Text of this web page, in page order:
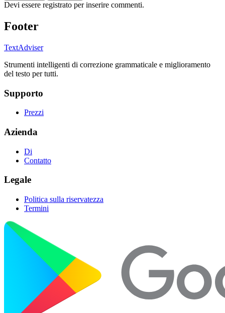
Devi essere registrato per inserire commenti.
Footer
TextAdviser
Strumenti intelligenti di correzione grammaticale e miglioramento
del testo per tutti.
Supporto
Prezzi
Azienda
Di
Contatto
Legale
Politica sulla riservatezza
Termini